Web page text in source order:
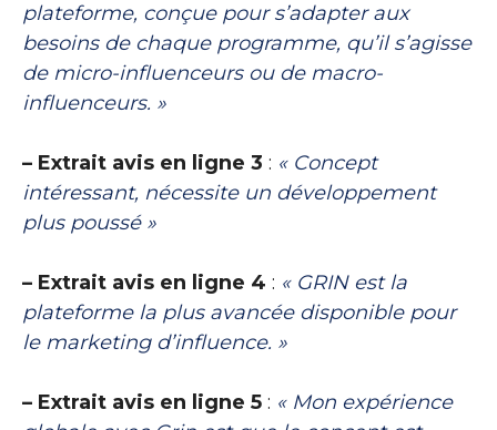
plateforme, conçue pour s’adapter aux
besoins de chaque programme, qu’il s’agisse
de micro-influenceurs ou de macro-
influenceurs. »
– Extrait avis en ligne 3 : « Concept
intéressant, nécessite un développement
plus poussé »
– Extrait avis en ligne 4 : « GRIN est la
plateforme la plus avancée disponible pour
le marketing d’influence. »
– Extrait avis en ligne 5 : « Mon expérience